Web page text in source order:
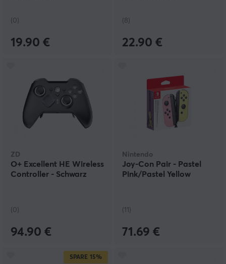
(0)
19.90 €
(8)
22.90 €
ZD
O+ Excellent HE Wireless
Controller - Schwarz
(0)
94.90 €
Nintendo
Joy-Con Pair - Pastel
Pink/Pastel Yellow
(11)
71.69 €
SPARE 15%